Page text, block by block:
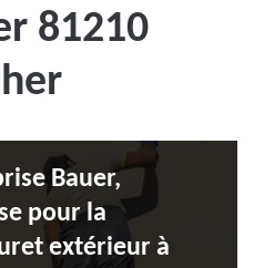
81210
Bauer,
pour la
extérieur à